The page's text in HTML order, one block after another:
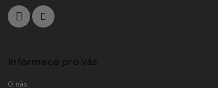
Informace pro vás
O nás